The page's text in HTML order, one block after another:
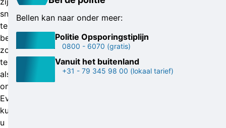
snel
te
bereiken;
zowel
telefonisch
als
online.
Eventueel
kunt
u
Bellen kan naar onder meer:
Politie Opsporingstiplijn
0800 - 6070 (gratis)
Vanuit het buitenland
+31 - 79 345 98 00 (lokaal tarief)